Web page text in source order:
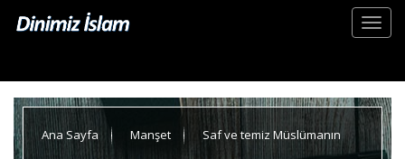
Ana Sayfa Manşet Saf ve temiz Müslümanın